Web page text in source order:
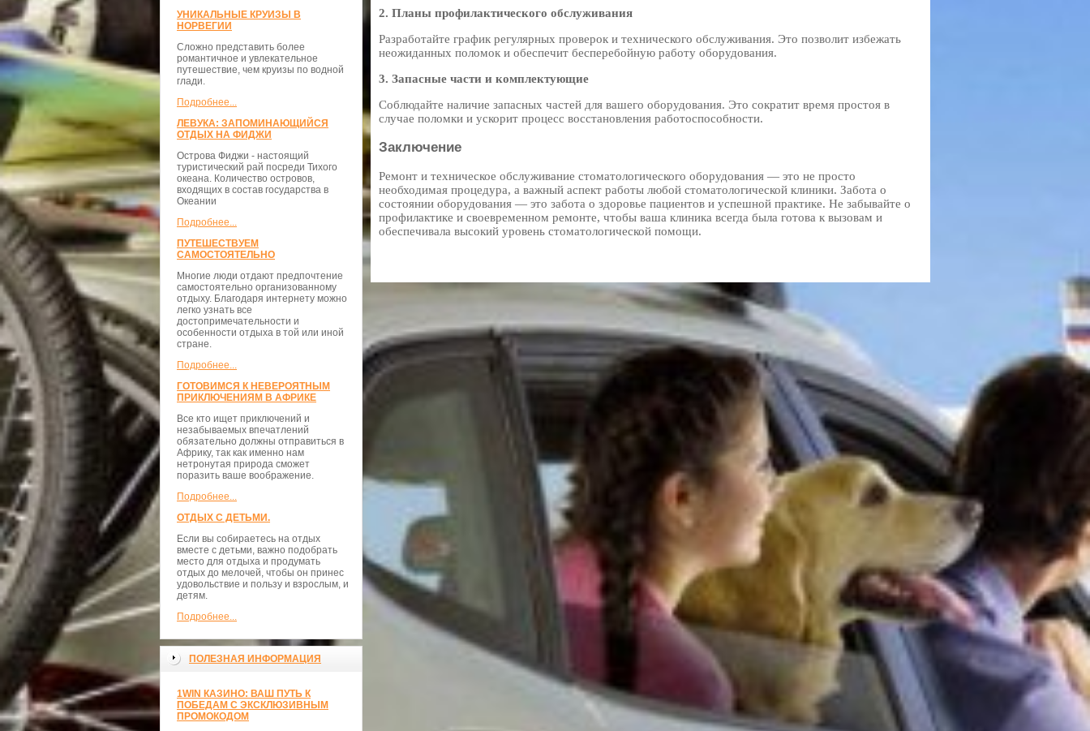
УНИКАЛЬНЫЕ КРУИЗЫ В
НОРВЕГИИ
Сложно представить более
романтичное и увлекательное
путешествие, чем круизы по водной
глади.
Подробнее...
ЛЕВУКА: ЗАПОМИНАЮЩИЙСЯ
ОТДЫХ НА ФИДЖИ
Острова Фиджи - настоящий
туристический рай посреди Тихого
океана. Количество островов,
входящих в состав государства в
Океании
Подробнее...
ПУТЕШЕСТВУЕМ
САМОСТОЯТЕЛЬНО
Многие люди отдают предпочтение
самостоятельно организованному
отдыху. Благодаря интернету можно
легко узнать все
достопримечательности и
особенности отдыха в той или иной
стране.
Подробнее...
ГОТОВИМСЯ К НЕВЕРОЯТНЫМ
ПРИКЛЮЧЕНИЯМ В АФРИКЕ
Все кто ищет приключений и
незабываемых впечатлений
обязательно должны отправиться в
Африку, так как именно нам
нетронутая природа сможет
поразить ваше воображение.
Подробнее...
ОТДЫХ С ДЕТЬМИ.
Если вы собираетесь на отдых
вместе с детьми, важно подобрать
место для отдыха и продумать
отдых до мелочей, чтобы он принес
удовольствие и пользу и взрослым, и
детям.
Подробнее...
ПОЛЕЗНАЯ ИНФОРМАЦИЯ
1WIN КАЗИНО: ВАШ ПУТЬ К
ПОБЕДАМ С ЭКСКЛЮЗИВНЫМ
ПРОМОКОДОМ
2. Планы профилактического обслуживания
Разработайте график регулярных проверок и технического обслуживания. Это позволит избежать
неожиданных поломок и обеспечит бесперебойную работу оборудования.
3. Запасные части и комплектующие
Соблюдайте наличие запасных частей для вашего оборудования. Это сократит время простоя в
случае поломки и ускорит процесс восстановления работоспособности.
Заключение
Ремонт и техническое обслуживание стоматологического оборудования — это не просто
необходимая процедура, а важный аспект работы любой стоматологической клиники. Забота о
состоянии оборудования — это забота о здоровье пациентов и успешной практике. Не забывайте о
профилактике и своевременном ремонте, чтобы ваша клиника всегда была готова к вызовам и
обеспечивала высокий уровень стоматологической помощи.